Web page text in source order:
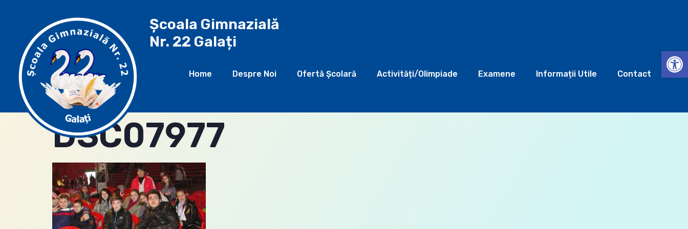
Școala Gimnazială
Nr. 22 Galați
Home Despre Noi Ofertă Şcolară Activități/Olimpiade Examene Informații Utile Contact
DSC07977